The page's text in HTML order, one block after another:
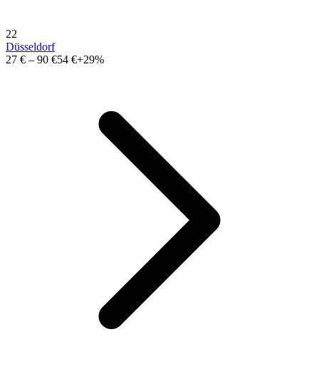
22
Düsseldorf
27 € – 90 €54 €+29%